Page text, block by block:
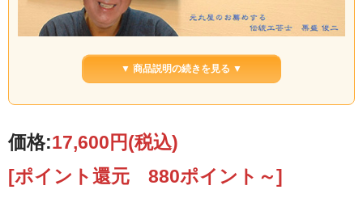
田杉の風合いや手触り、香りそして、作りの善さをお楽しみください。男性に人
気のサイズです。内側はご飯が美味しくなる栗久の白木仕上げです。
サイズ：約W197×D128×H50mm 胴の内寸W183×D108×H37mm
老舗；栗久の曲げわっぱは素材と造りが優れています。年間を通して寒暖の差が
激しい環境で育った天然秋田杉の特徴は、年輪が細やかで細胞も細やかな所で
す。それで熱の伝導性が低く水分の調節に貢献しています。おひつご飯が美味し
く、お弁当のご飯なのに何時も美味しのです。
▼ 商品説明の続きを見る ▼
価格:17,600円(税込)
[ポイント還元 880ポイント～]